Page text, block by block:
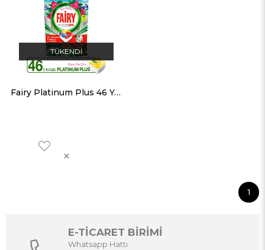
TÜKENDI
Fairy Platinum Plus 46 Yıkama Bulaşık Makinesi Deterjanı Kapsülü
1
E-TİCARET BİRİMİ
Whatsapp Hattı